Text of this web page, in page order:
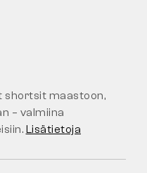
shortsit maastoon,
– valmiina
Lisätietoja